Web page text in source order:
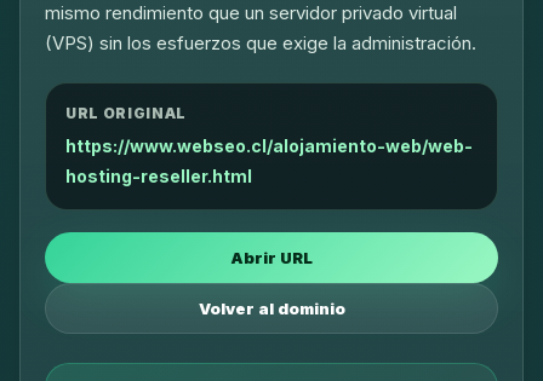
mismo rendimiento que un servidor privado virtual
(VPS) sin los esfuerzos que exige la administración.
URL ORIGINAL
https://www.webseo.cl/alojamiento-web/web-
hosting-reseller.html
Abrir URL
Volver al dominio